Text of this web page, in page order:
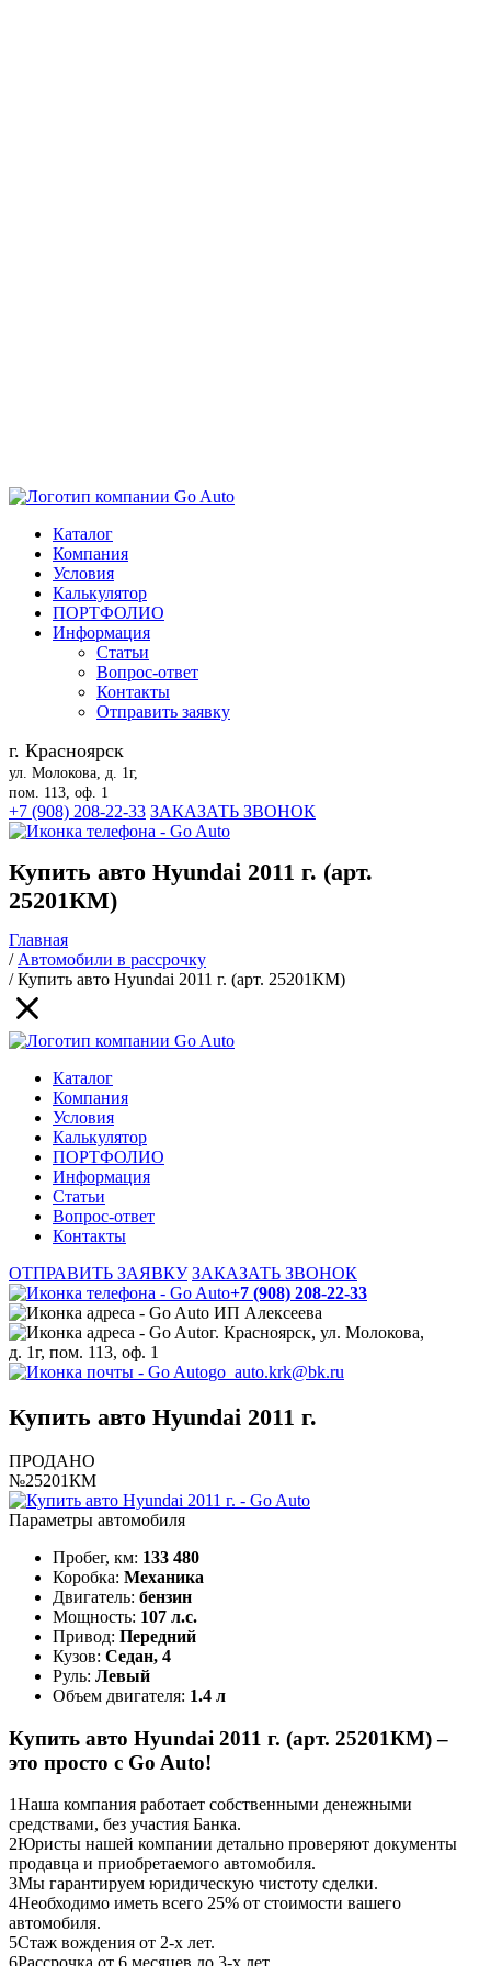
Каталог
Компания
Условия
Калькулятор
ПОРТФОЛИО
Информация
Статьи
Вопрос-ответ
Контакты
Отправить заявку
г. Красноярск
ул. Молокова, д. 1г,
пом. 113, оф. 1
+7 (908) 208-22-33 ЗАКАЗАТЬ ЗВОНОК
Купить авто Hyundai 2011 г. (арт.
25201КМ)
Главная
/Автомобили в рассрочку
/Купить авто Hyundai 2011 г. (арт. 25201КМ)
Каталог
Компания
Условия
Калькулятор
ПОРТФОЛИО
Информация
Статьи
Вопрос-ответ
Контакты
ОТПРАВИТЬ ЗАЯВКУ ЗАКАЗАТЬ ЗВОНОК
+7 (908) 208-22-33
ИП Алексеева
г. Красноярск, ул. Молокова,
д. 1г, пом. 113, оф. 1
go_auto.krk@bk.ru
Купить авто Hyundai 2011 г.
ПРОДАНО
№25201КМ
Параметры автомобиля
Пробег, км: 133 480
Коробка: Механика
Двигатель: бензин
Мощность: 107 л.с.
Привод: Передний
Кузов: Седан, 4
Руль: Левый
Объем двигателя: 1.4 л
Купить авто Hyundai 2011 г. (арт. 25201КМ) –
это просто с Go Auto!
1Наша компания работает собственными денежными
средствами, без участия Банка.
2Юристы нашей компании детально проверяют документы
продавца и приобретаемого автомобиля.
3Мы гарантируем юридическую чистоту сделки.
4Необходимо иметь всего 25% от стоимости вашего
автомобиля.
5Стаж вождения от 2-х лет.